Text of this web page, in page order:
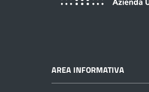
AREA INFORMATIVA